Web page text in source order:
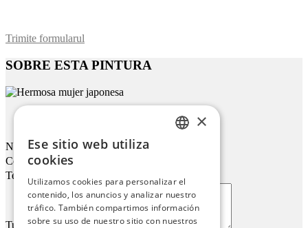
Trimite formularul
SOBRE ESTA PINTURA
Hermosa Mujer Japonesa
Nombre
Correo electrónico
Teléfono
Tu mensaje
GERMAN
FRENCH
×
Ese sitio web utiliza
cookies
Utilizamos cookies para personalizar el
contenido, los anuncios y analizar nuestro
tráfico. También compartimos información
sobre su uso de nuestro sitio con nuestros